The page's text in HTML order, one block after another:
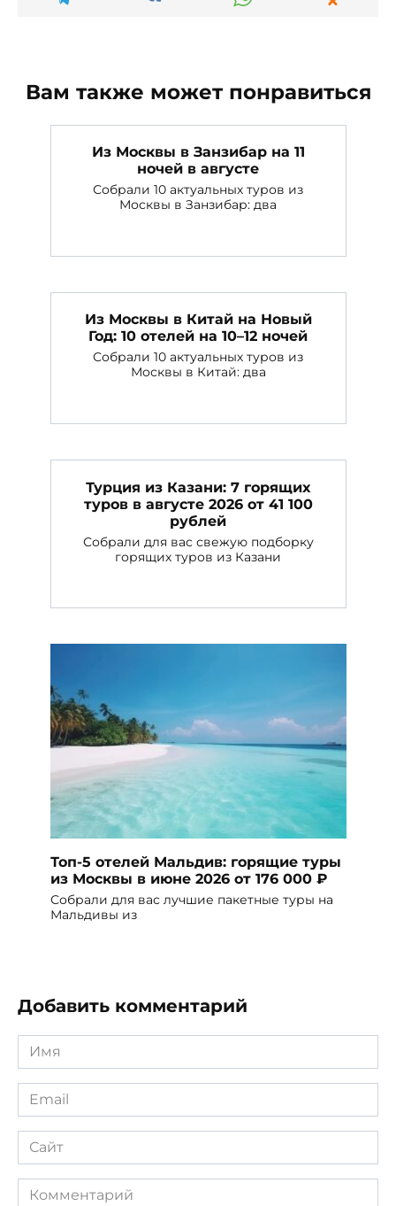
Вам также может понравиться
Из Москвы в Занзибар на 11
ночей в августе
Собрали 10 актуальных туров из
Москвы в Занзибар: два
Из Москвы в Китай на Новый
Год: 10 отелей на 10–12 ночей
Собрали 10 актуальных туров из
Москвы в Китай: два
Турция из Казани: 7 горящих
туров в августе 2026 от 41 100
рублей
Собрали для вас свежую подборку
горящих туров из Казани
Топ-5 отелей Мальдив: горящие туры
из Москвы в июне 2026 от 176 000 ₽
Собрали для вас лучшие пакетные туры на
Мальдивы из
Добавить комментарий
Имя
Email
Сайт
Комментарий